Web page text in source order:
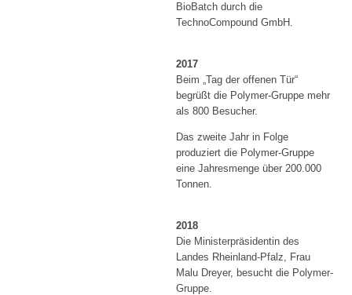
BioBatch durch die
TechnoCompound GmbH.
2017
Beim „Tag der offenen Tür“
begrüßt die Polymer-Gruppe mehr
als 800 Besucher.
Das zweite Jahr in Folge
produziert die Polymer-Gruppe
eine Jahresmenge über 200.000
Tonnen.
2018
Die Ministerpräsidentin des
Landes Rheinland-Pfalz, Frau
Malu Dreyer, besucht die Polymer-
Gruppe.